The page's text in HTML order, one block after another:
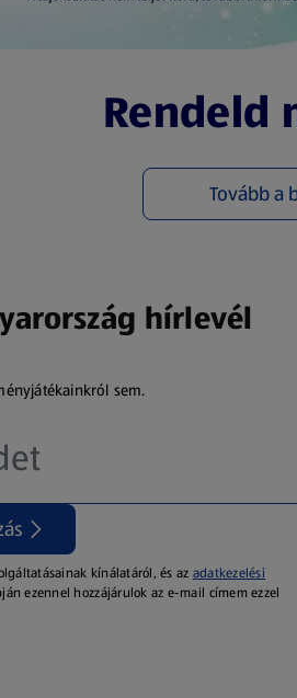
Rendeld
Tovább a
hírlevél
sem.
kínálatáról, és az adatkezelési
ezennel hozzájárulok az e-mail címem ezzel